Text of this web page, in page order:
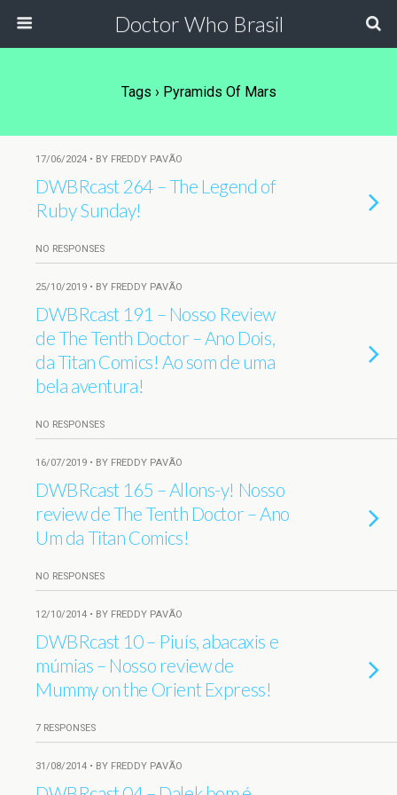
Doctor Who Brasil
Tags › Pyramids Of Mars
17/06/2024 • BY FREDDY PAVÃO
DWBRcast 264 – The Legend of
Ruby Sunday!
NO RESPONSES
25/10/2019 • BY FREDDY PAVÃO
DWBRcast 191 – Nosso Review
de The Tenth Doctor – Ano Dois,
da Titan Comics! Ao som de uma
bela aventura!
NO RESPONSES
16/07/2019 • BY FREDDY PAVÃO
DWBRcast 165 – Allons-y! Nosso
review de The Tenth Doctor – Ano
Um da Titan Comics!
NO RESPONSES
12/10/2014 • BY FREDDY PAVÃO
DWBRcast 10 – Piuís, abacaxis e
múmias – Nosso review de
Mummy on the Orient Express!
7 RESPONSES
31/08/2014 • BY FREDDY PAVÃO